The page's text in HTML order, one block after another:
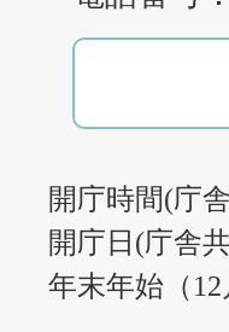
開庁時間(庁
開庁日(庁舎
年末年始（